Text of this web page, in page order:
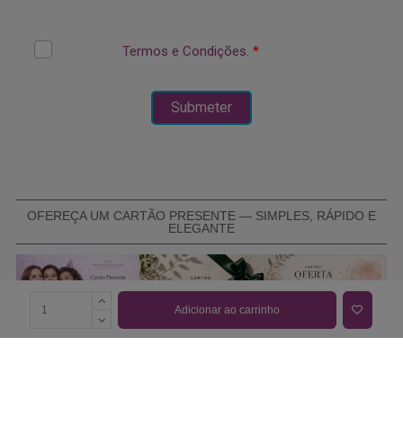
Adicionar ao carrinho
OFEREÇA UM CARTÃO PRESENTE — SIMPLES, RÁPIDO E
ELEGANTE